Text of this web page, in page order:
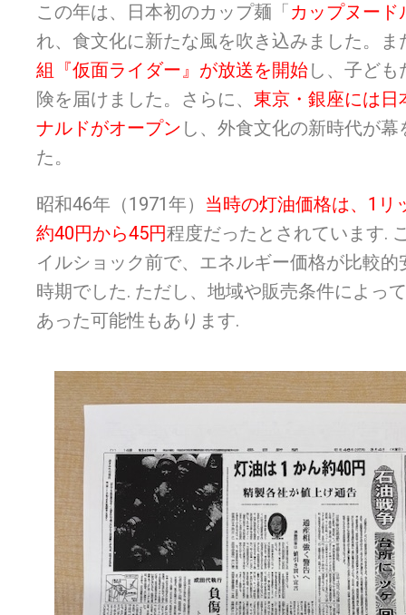
この年は、日本初のカップ麺「カップヌード
れ、食文化に新たな風を吹き込みました。ま
組『仮面ライダー』が放送を開始し、子ど
険を届けました。さらに、 東京・銀座には日
ナルドがオープン し、外食文化の新時代が幕
た。
昭和46年（1971年） 当時の灯油価格は、 1 リ
約40円から45円程度だったとされています.
イルショック前で、エネルギー価格が比較的
時期でした. ただし、地域や販売条件によっ
あった可能性もあります.